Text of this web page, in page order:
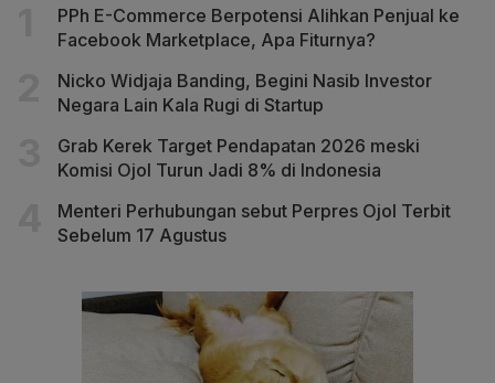
PPh E-Commerce Berpotensi Alihkan Penjual ke
Facebook Marketplace, Apa Fiturnya?
Nicko Widjaja Banding, Begini Nasib Investor
Negara Lain Kala Rugi di Startup
Grab Kerek Target Pendapatan 2026 meski
Komisi Ojol Turun Jadi 8% di Indonesia
Menteri Perhubungan sebut Perpres Ojol Terbit
Sebelum 17 Agustus